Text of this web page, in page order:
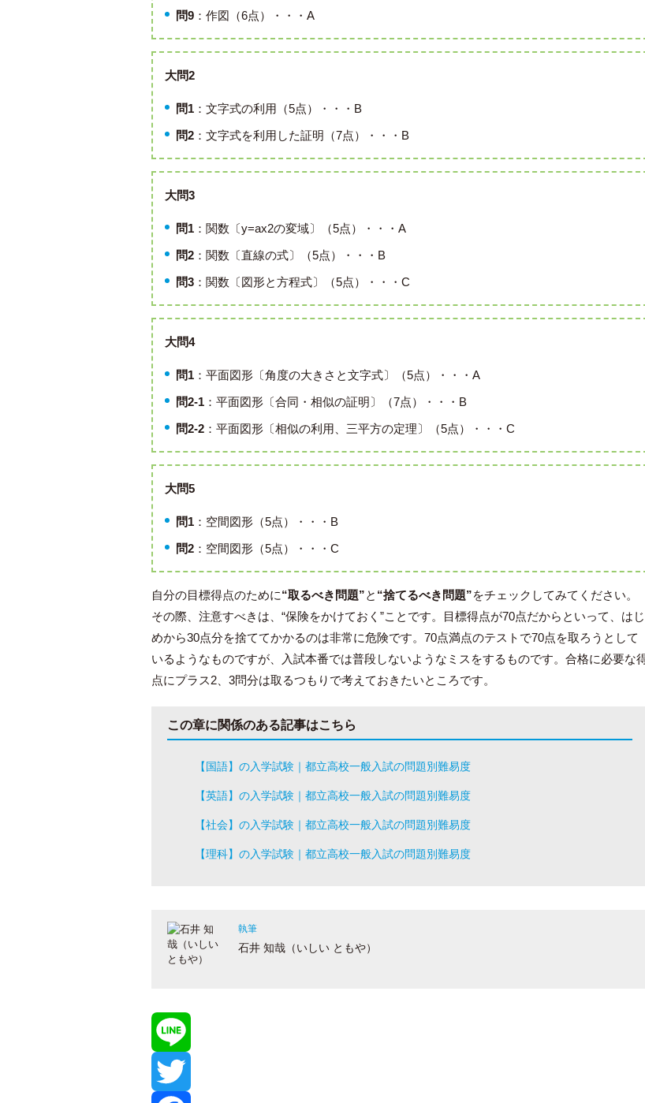
問9 ：作図（6点）・・・A
大問2
問1 ：文字式の利用（5点）・・・B
問2 ：文字式を利用した証明（7点）・・・B
大問3
問1 ：関数〔y=ax2の変域〕（5点）・・・A
問2 ：関数〔直線の式〕（5点）・・・B
問3 ：関数〔図形と方程式〕（5点）・・・C
大問4
問1 ：平面図形〔角度の大きさと文字式〕（5点）・・・A
問2-1 ：平面図形〔合同・相似の証明〕（7点）・・・B
問2-2 ：平面図形〔相似の利用、三平方の定理〕（5点）・・・C
大問5
問1 ：空間図形（5点）・・・B
問2 ：空間図形（5点）・・・C
自分の目標得点のために“取るべき問題”と “捨てるべき問題”をチェックしてみてください。
その際、注意すべきは、“保険をかけておく”ことです。目標得点が70点だからといって、はじ
めから30点分を捨ててかかるのは非常に危険です。70点満点のテストで70点を取ろうとして
いるようなものですが、入試本番では普段しないようなミスをするものです。合格に必要な
点にプラス2、3問分は取るつもりで考えておきたいところです。
この章に関係のある記事はこちら
【国語】の入学試験｜都立高校一般入試の問題別難易度
【英語】の入学試験｜都立高校一般入試の問題別難易度
【社会】の入学試験｜都立高校一般入試の問題別難易度
【理科】の入学試験｜都立高校一般入試の問題別難易度
執筆
石井 知哉（いしい ともや）